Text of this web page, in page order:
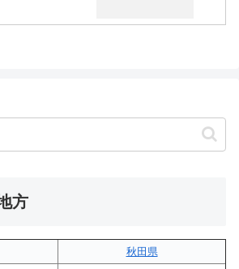
方
秋田県